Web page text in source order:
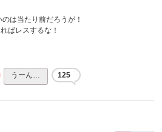
は当たり前だろうが！
ばレスするな！
うーん… 125